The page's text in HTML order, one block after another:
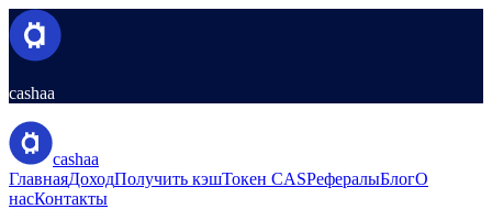
cashaa
cashaa
ГлавнаяДоходПолучить кэшТокен CASРефералыБлогО
насКонтакты